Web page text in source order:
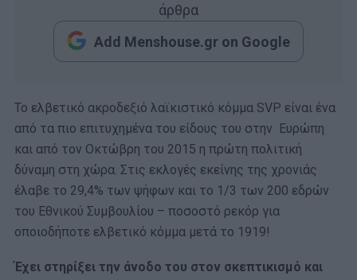
άρθρα
Add Menshouse.gr on Google
Το ελβετικό ακροδεξιό λαϊκιστικό κόμμα SVP είναι ένα
από τα πιο επιτυχημένα του είδους του στην Ευρώπη
και από τον Οκτώβρη του 2015 η πρώτη πολιτική
δύναμη στη χώρα. Στις εκλογές εκείνης της χρονιάς
έλαβε το 29,4% των ψήφων και το 1/3 των 200 εδρών
του Εθνικού Συμβουλίου – ποσοστό ρεκόρ για
οποιοδήποτε ελβετικό κόμμα μετά το 1919!
Έχει στηρίξει την άνοδο του στον σκεπτικισμό και